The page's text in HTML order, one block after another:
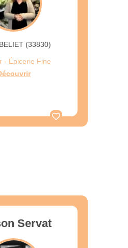
(33830)
- Épicerie Fine
Servat